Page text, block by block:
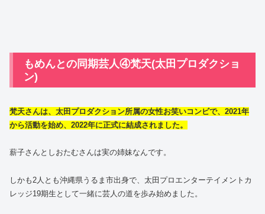
もめんとの同期芸人④梵天(太田プロダクショ
ン)
梵天さんは、太田プロダクション所属の女性お笑いコンビで、2021年
から活動を始め、2022年に正式に結成されました。
薪子さんとしおたむさんは実の姉妹なんです。
しかも2人とも沖縄県うるま市出身で、太田プロエンターテイメントカ
レッジ19期生として一緒に芸人の道を歩み始めました。